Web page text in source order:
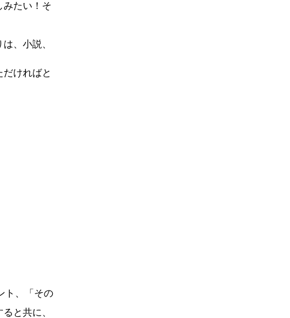
みたい！そ
、小説、
ければと
ト、「その
と共に、